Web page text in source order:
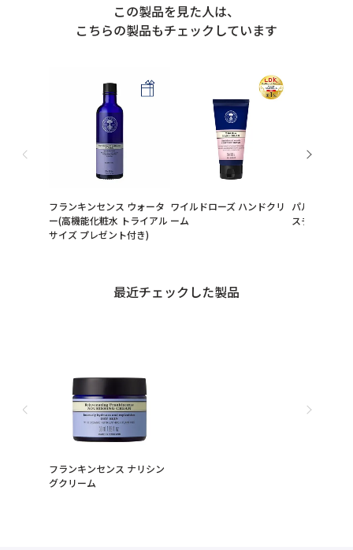
この製品を見た人は、
こちらの製品もチェックしています
フランキンセンス ウォータ
ー(高機能化粧水 トライアル
サイズ プレゼント付き)
ワイルドローズ ハンドクリ
ーム
パルマローザ
スチャー
最近チェックした製品
フランキンセンス ナリシン
グクリーム